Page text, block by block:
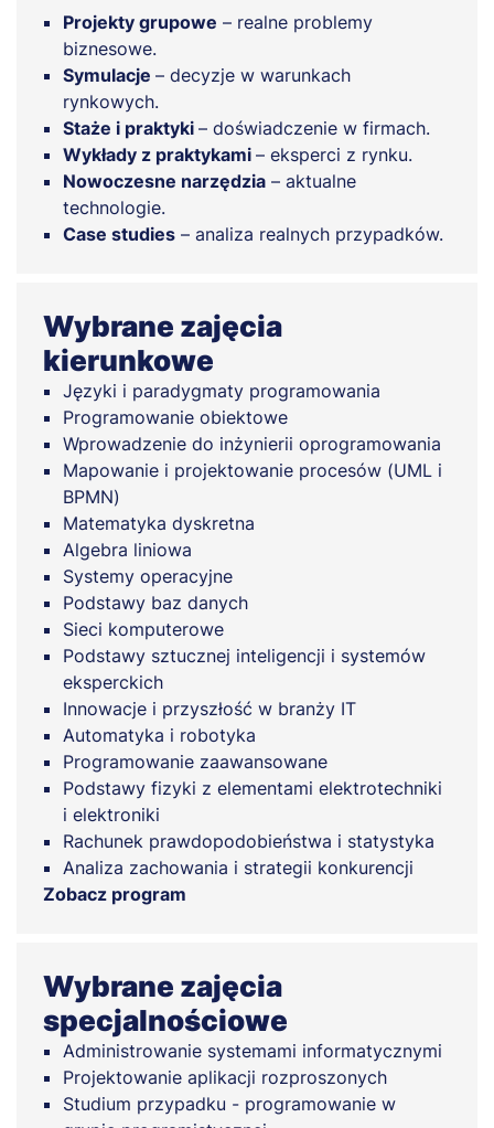
Projekty grupowe – realne problemy
biznesowe.
Symulacje – decyzje w warunkach
rynkowych.
Staże i praktyki – doświadczenie w firmach.
Wykłady z praktykami – eksperci z rynku.
Nowoczesne narzędzia – aktualne
technologie.
Case studies – analiza realnych przypadków.
Wybrane zajęcia
kierunkowe
Języki i paradygmaty programowania
Programowanie obiektowe
Wprowadzenie do inżynierii oprogramowania
Mapowanie i projektowanie procesów (UML i
BPMN)
Matematyka dyskretna
Algebra liniowa
Systemy operacyjne
Podstawy baz danych
Sieci komputerowe
Podstawy sztucznej inteligencji i systemów
eksperckich
Innowacje i przyszłość w branży IT
Automatyka i robotyka
Programowanie zaawansowane
Podstawy fizyki z elementami elektrotechniki
i elektroniki
Rachunek prawdopodobieństwa i statystyka
Analiza zachowania i strategii konkurencji
Zobacz program
Wybrane zajęcia
specjalnościowe
Administrowanie systemami informatycznymi
Projektowanie aplikacji rozproszonych
Studium przypadku - programowanie w